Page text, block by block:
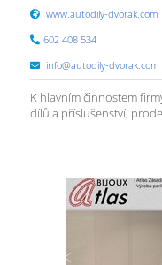
www.autodily-dvorak.com
602 408 534
info@autodily-dvorak.com
K hlavním činnostem
dílů a příslušenství,